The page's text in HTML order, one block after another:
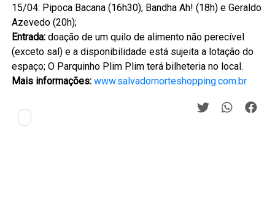
15/04: Pipoca Bacana (16h30), Bandha Ah! (18h) e Geraldo
Azevedo (20h);
Entrada: doação de um quilo de alimento não perecível
(exceto sal) e a disponibilidade está sujeita a lotação do
espaço; O Parquinho Plim Plim terá bilheteria no local.
Mais informações: www.salvadornorteshopping.com.br